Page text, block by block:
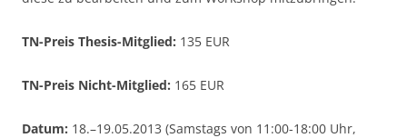
TN-Preis Thesis-Mitglied: 135 EUR
TN-Preis Nicht-Mitglied: 165 EUR
Datum: 18.–19.05.2013 (Samstags von 11:00-18:00 Uhr,